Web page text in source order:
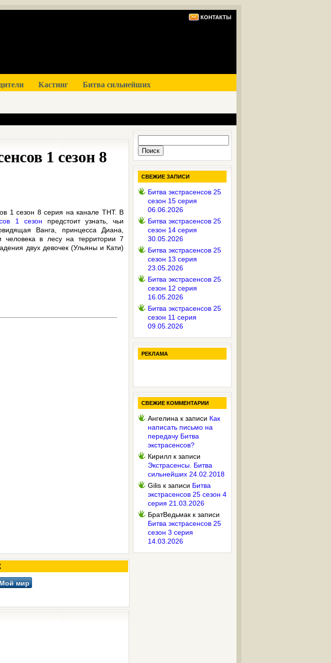
КОНТАКТЫ
Кастинг
Битва сильнейших
1 сезон 8
1 сезон 8 серия на канале ТНТ. В
1 сезон предстоит узнать, чьи
Ванга, принцесса Диана,
человека в лесу на территории 7
двух девочек (Ульяны и Кати)
мир
СВЕЖИЕ ЗАПИСИ
Битва экстрасенсов 25
сезон 15 серия
06.06.2026
Битва экстрасенсов 25
сезон 14 серия
30.05.2026
Битва экстрасенсов 25
сезон 13 серия
23.05.2026
Битва экстрасенсов 25
сезон 12 серия
16.05.2026
Битва экстрасенсов 25
сезон 11 серия
09.05.2026
РЕКЛАМА
СВЕЖИЕ КОММЕНТАРИИ
Ангелина к записи Как
написать письмо на
передачу Битва
экстрасенсов?
Кирилл к записи
Экстрасенсы. Битва
сильнейших 24.02.2018
Gilis к записи Битва
экстрасенсов 25 сезон 4
серия 21.03.2026
БратВедьмак к записи
Битва экстрасенсов 25
сезон 3 серия
14.03.2026